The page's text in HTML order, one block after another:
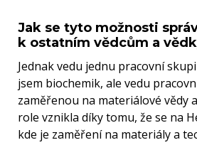
Jak se tyto možnosti
k ostatním vědcům a
Jednak vedu jednu pracovní
jsem biochemik, ale vedu
zaměřenou na materiálové vědy
role vznikla díky tomu, že se na
kde je zaměření na materiály a